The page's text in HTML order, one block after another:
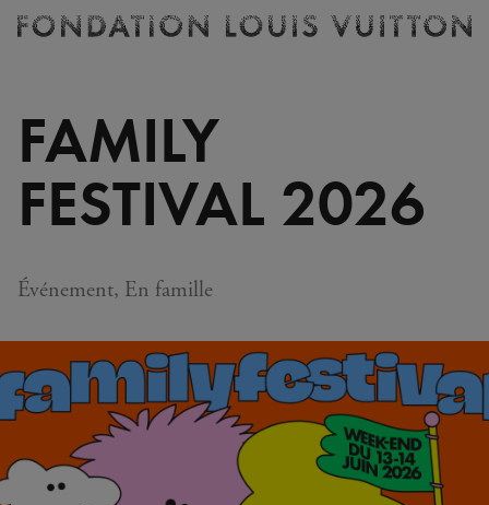
Accueil
FAMILY
FESTIVAL 2026
Événement, En famille
Billetterie